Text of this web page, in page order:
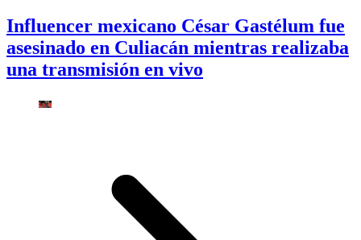
Influencer mexicano César Gastélum fue
asesinado en Culiacán mientras realizaba
una transmisión en vivo